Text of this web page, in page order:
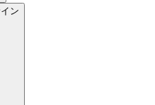
ン